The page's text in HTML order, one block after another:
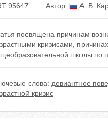
95647 Автор: А. В.
посвящена причинам
кризисами,
школы по
слова: девиантное
кризис